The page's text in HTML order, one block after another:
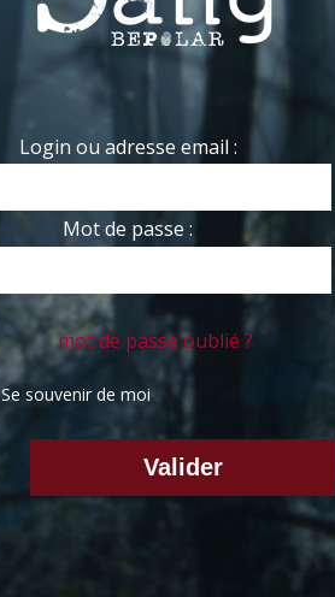
Login ou adresse email :
Mot de passe :
mot de passe oublié ?
Se souvenir de moi